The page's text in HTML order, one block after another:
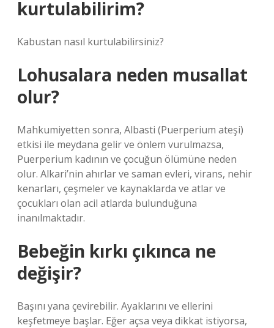
kurtulabilirim?
Kabustan nasıl kurtulabilirsiniz?
Lohusalara neden musallat
olur?
Mahkumiyetten sonra, Albasti (Puerperium ateşi)
etkisi ile meydana gelir ve önlem vurulmazsa,
Puerperium kadının ve çocuğun ölümüne neden
olur. Alkari’nin ahırlar ve saman evleri, virans, nehir
kenarları, çeşmeler ve kaynaklarda ve atlar ve
çocukları olan acil atlarda bulunduğuna
inanılmaktadır.
Bebeğin kırkı çıkınca ne
değişir?
Başını yana çevirebilir. Ayaklarını ve ellerini
keşfetmeye başlar. Eğer açsa veya dikkat istiyorsa,